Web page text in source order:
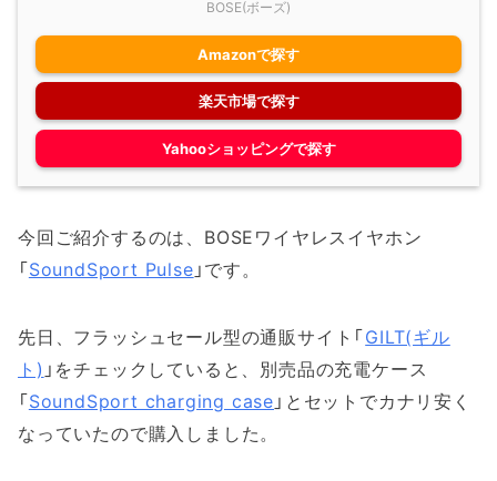
BOSE(ボーズ)
Amazonで探す
楽天市場で探す
Yahooショッピングで探す
今回ご紹介するのは、BOSEワイヤレスイヤホン
「SoundSport Pulse 」です。
先日、フラッシュセール型の通販サイト「GILT(ギル
ト) 」をチェックしていると、別売品の充電ケース
「SoundSport charging case 」とセットでカナリ安く
なっていたので購入しました。